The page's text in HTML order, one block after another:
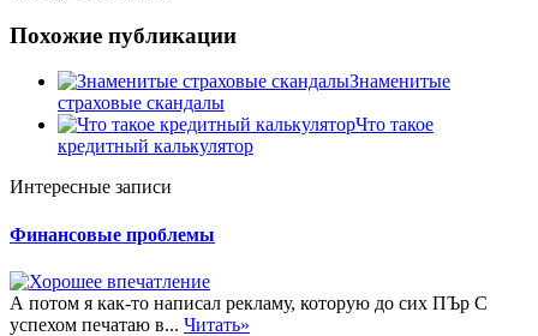
Похожие публикации
Знаменитые
страховые скандалы
Что такое
кредитный калькулятор
Интересные записи
Финансовые проблемы
А потом я как-то написал рекламу, которую до сих ПЪр С
успехом печатаю в... Читать»